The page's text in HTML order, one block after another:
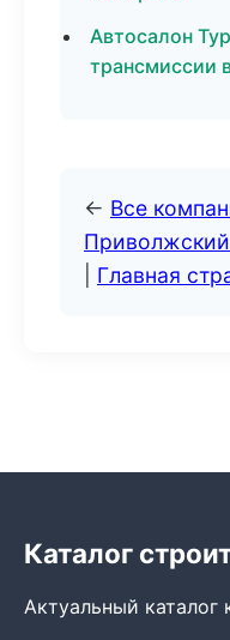
Автосалон
трансмиссии
← Все
Главная
Каталог
Актуальный